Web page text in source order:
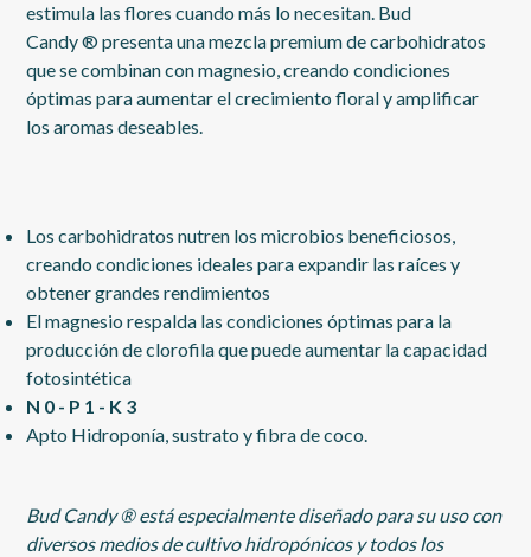
estimula las flores cuando más lo necesitan. Bud
Candy ® presenta una mezcla premium de carbohidratos
que se combinan con magnesio, creando condiciones
óptimas para aumentar el crecimiento floral y amplificar
los aromas deseables.
Los carbohidratos nutren los microbios beneficiosos,
creando condiciones ideales para expandir las raíces y
obtener grandes rendimientos
El magnesio respalda las condiciones óptimas para la
producción de clorofila que puede aumentar la capacidad
fotosintética
N 0 - P 1 - K 3
Apto Hidroponía, sustrato y fibra de coco.
Bud Candy ® está especialmente diseñado para su uso con
diversos medios de cultivo hidropónicos y todos los